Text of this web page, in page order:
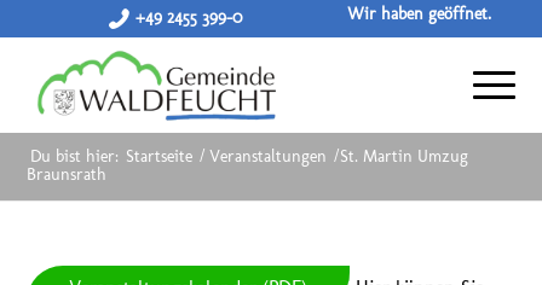
+49 2455 399-0 Wir haben geöffnet.
Du bist hier: Startseite / Veranstaltungen /St. Martin Umzug
Braunsrath